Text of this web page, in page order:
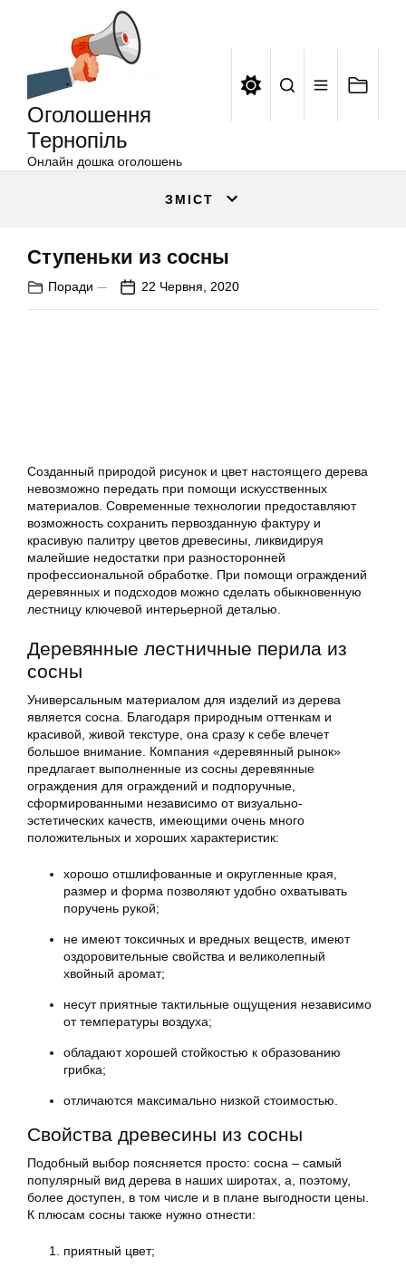
Оголошення
Тернопіль
Онлайн дошка оголошень
ЗМІСТ
Ступеньки из сосны
Поради 22 Червня, 2020
Созданный природой рисунок и цвет настоящего дерева
невозможно передать при помощи искусственных
материалов. Современные технологии предоставляют
возможность сохранить первозданную фактуру и
красивую палитру цветов древесины, ликвидируя
малейшие недостатки при разносторонней
профессиональной обработке. При помощи ограждений
деревянных и подсходов можно сделать обыкновенную
лестницу ключевой интерьерной деталью.
Деревянные лестничные перила из
сосны
Универсальным материалом для изделий из дерева
является сосна. Благодаря природным оттенкам и
красивой, живой текстуре, она сразу к себе влечет
большое внимание. Компания «деревянный рынок»
предлагает выполненные из сосны деревянные
ограждения для ограждений и подпоручные,
сформированными независимо от визуально-
эстетических качеств, имеющими очень много
положительных и хороших характеристик:
хорошо отшлифованные и округленные края,
размер и форма позволяют удобно охватывать
поручень рукой;
не имеют токсичных и вредных веществ, имеют
оздоровительные свойства и великолепный
хвойный аромат;
несут приятные тактильные ощущения независимо
от температуры воздуха;
обладают хорошей стойкостью к образованию
грибка;
отличаются максимально низкой стоимостью.
Свойства древесины из сосны
Подобный выбор поясняется просто: сосна – самый
популярный вид дерева в наших широтах, а, поэтому,
более доступен, в том числе и в плане выгодности цены.
К плюсам сосны также нужно отнести:
приятный цвет;